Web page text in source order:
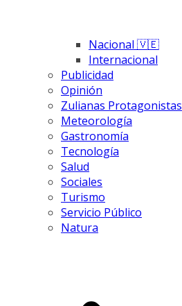
Nacional 🇻🇪
Internacional
Publicidad
Opinión
Zulianas Protagonistas
Meteorología
Gastronomía
Tecnología
Salud
Sociales
Turismo
Servicio Público
Natura